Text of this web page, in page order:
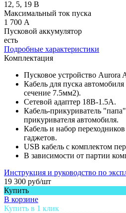
12, 5, 19 В
Максимальный ток пуска
1 700 А
Пусковой аккумулятор
есть
Подробные характеристики
Комплектация
Пусковое устройство Aurora
Кабель для пуска
сечение 7.5мм2).
Сетевой адаптер 18В-1.5A.
Кабель-прикуриватель
прикуривателя автомобиля.
Кабель и набор
гаджетов.
USB кабель с комплектом
В зависимости от партии
Инструкция и руководство по
19 300 руб/шт
Купить
В корзине
Купить в 1 клик